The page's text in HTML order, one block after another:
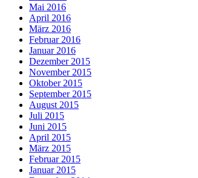
Mai 2016
April 2016
März 2016
Februar 2016
Januar 2016
Dezember 2015
November 2015
Oktober 2015
September 2015
August 2015
Juli 2015
Juni 2015
April 2015
März 2015
Februar 2015
Januar 2015